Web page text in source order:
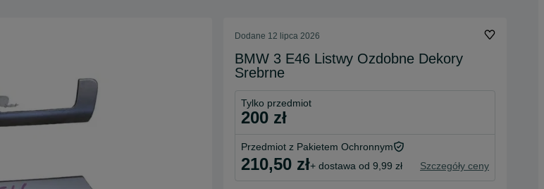
Dodane 12 lipca 2026
BMW 3 E46 Listwy Ozdobne Dekory
Srebrne
Tylko przedmiot
200 zł
Przedmiot z Pakietem Ochronnym
210,50 zł+ dostawa od 9,99 zł Szczegóły ceny